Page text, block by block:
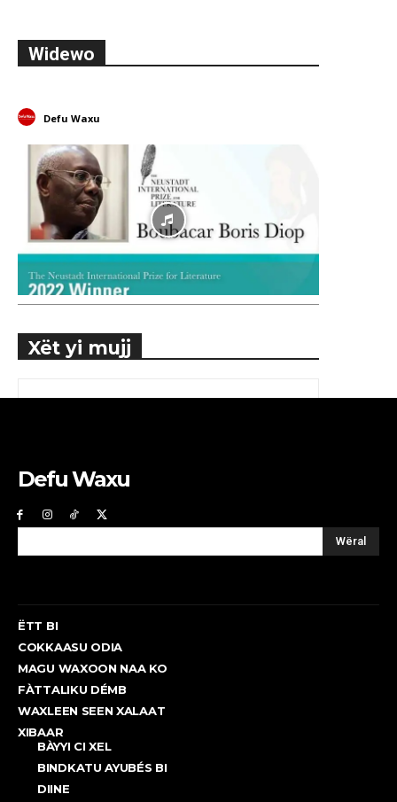
Widewo
Defu Waxu
Xët yi mujj
Defu Waxu
Wëral
ËTT BI
COKKAASU ODIA
MAGU WAXOON NAA KO
FÀTTALIKU DÉMB
WAXLEEN SEEN XALAAT
XIBAAR
BÀYYI CI XEL
BINDKATU AYUBÉS BI
DIINE